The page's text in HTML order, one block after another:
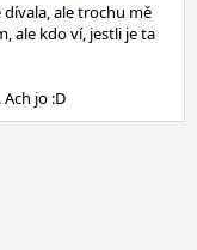
dívala, ale trochu mě
ale kdo ví, jestli je ta
jo :D